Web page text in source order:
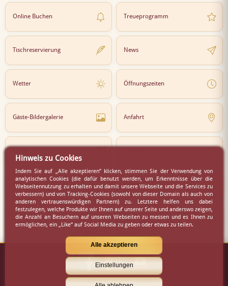
Online Buchen Treueprogramm
Tischreservierung News
Wetter Öffnungszeiten
Gäste-Bildergalerie Anfahrt
Newsletter Partner
Virtueller Rundgang Presse
Kontakt|Impressum|AGB
Hinweis zu Cookies
Indem Sie auf „Alle akzeptieren” klicken, stimmen Sie der Verwendung von
analytischen Cookies (die dafür benutzt werden, um Erkenntnisse über die
Webseitennutzung zu erhalten und damit unsere Webseite und die Services zu
verbessern) und von Tracking-Cookies (sowohl von dieser Domain als auch von
anderen vertrauenswürdigen Partnern) zu. Letztere helfen uns dabei
festzulegen, welche Produkte wir Ihnen auf unserer Seite und anderswo zeigen,
die Anzahl an Besuchern auf unseren Webseiten zu messen und es Ihnen zu
ermöglichen, ein „Like“ auf Social Media zu geben oder etwas zu teilen.
Alle akzeptieren
Einstellungen